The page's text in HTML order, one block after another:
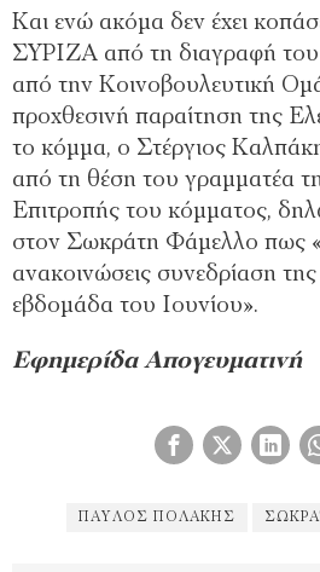
Και ενώ ακόμα δεν έχει
ΣΥΡΙΖΑ από τη διαγραφή
από την Κοινοβουλευτική
προχθεσινή παραίτηση της
το κόμμα, ο Στέργιος
από τη θέση του γραμματέα
Επιτροπής του κόμματος,
στον Σωκράτη Φάμελλο πως
ανακοινώσεις συνεδρίαση
εβδομάδα του Ιουνίου».
Εφημερίδα Απογευματινή
ΠΑΎΛΟΣ ΠΟΛΆΚΗΣ